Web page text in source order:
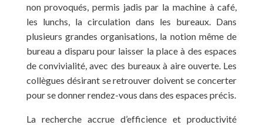
non provoqués, permis jadis par la machine à café,
les lunchs, la circulation dans les bureaux. Dans
plusieurs grandes organisations, la notion même de
bureau a disparu pour laisser la place à des espaces
de convivialité, avec des bureaux à aire ouverte. Les
collègues désirant se retrouver doivent se concerter
pour se donner rendez-vous dans des espaces précis.
La recherche accrue d’efficience et productivité